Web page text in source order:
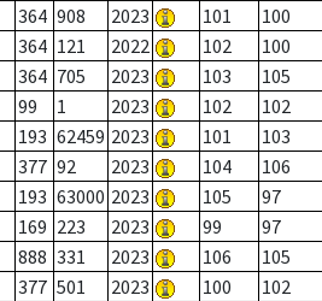
364 908 2023 101 100
364 121 2022 102 100
364 705 2023 103 105
99 1 2023 102 102
193 62459 2023 101 103
377 92 2023 104 106
193 63000 2023 105 97
169 223 2023 99 97
888 331 2023 106 105
377 501 2023 100 102